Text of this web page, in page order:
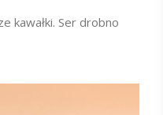
kawałki. Ser drobno